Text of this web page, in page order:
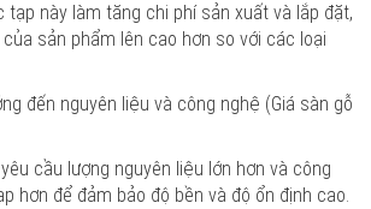
tạp này làm tăng chi phí sản xuất và lắp đặt,
sản phẩm lên cao hơn so với các loại
đến nguyên liệu và công nghệ (Giá sàn gỗ
cầu lượng nguyên liệu lớn hơn và công
hơn để đảm bảo độ bền và độ ổn định cao.